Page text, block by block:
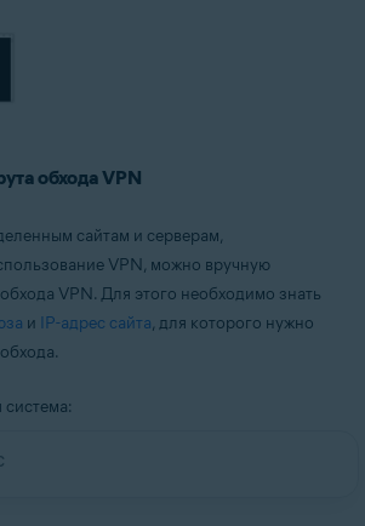
обхода VPN
сайтам и серверам,
VPN, можно вручную
VPN. Для этого необходимо знать
и IP-адрес сайта, для которого нужно